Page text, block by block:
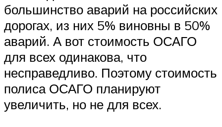
большинство аварий на российских
дорогах, из них 5% виновны в 50%
аварий. А вот стоимость ОСАГО
для всех одинакова, что
несправедливо. Поэтому стоимость
полиса ОСАГО планируют
увеличить, но не для всех.